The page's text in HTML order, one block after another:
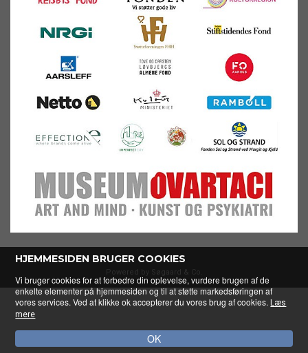
Powered by Søgaard & Co.
HJEMMESIDEN BRUGER COOKIES
Vi bruger cookies for at forbedre din oplevelse, vurdere brugen af de
enkelte elementer på hjemmesiden og til at støtte markedsføringen af
vores services. Ved at klikke ok accepterer du vores brug af cookies.Læs
mere